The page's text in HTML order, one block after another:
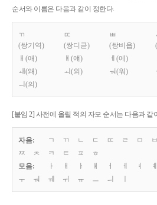
순서와 이름은 다음과 같이 정한다.
ㄲ
(쌍기역)
ㄸ
(쌍디귿)
ㅃ
(쌍비읍)
ㅐ(애)
ㅒ(얘) ㅔ(에)
ㅙ(왜)
ㅚ(외) ㅝ(워)
ㅢ(의)
[붙임 2] 사전에 올릴 적의 자모 순서는 다음과 같
자음: ㄱ ㄲ ㄴ ㄷ ㄸ ㄹ ㅁ ㅂ
ㅉ
ㅊ ㅋ ㅌ ㅍ
ㅎ
모음:
ㅏ ㅐ ㅑ ㅒ ㅓ ㅔ ㅕ ㅖ
ㅜ
ㅝ ㅞ ㅟ ㅠ ㅡ ㅢ